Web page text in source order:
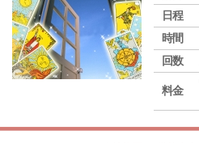
日程
時間
回数
料金